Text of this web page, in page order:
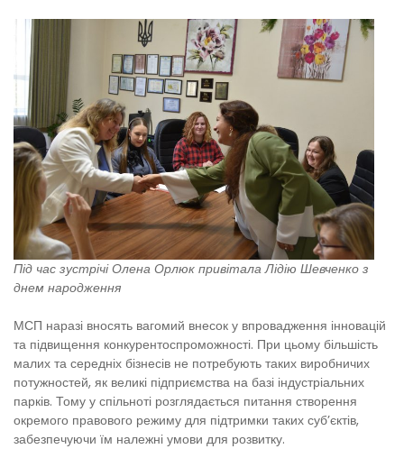
Під час зустрічі Олена Орлюк привітала Лідію Шевченко з
днем народження
МСП наразі вносять вагомий внесок у впровадження інновацій
та підвищення конкурентоспроможності. При цьому більшість
малих та середніх бізнесів не потребують таких виробничих
потужностей, як великі підприємства на базі індустріальних
парків. Тому у спільноті розглядається питання створення
окремого правового режиму для підтримки таких суб’єктів,
забезпечуючи їм належні умови для розвитку.